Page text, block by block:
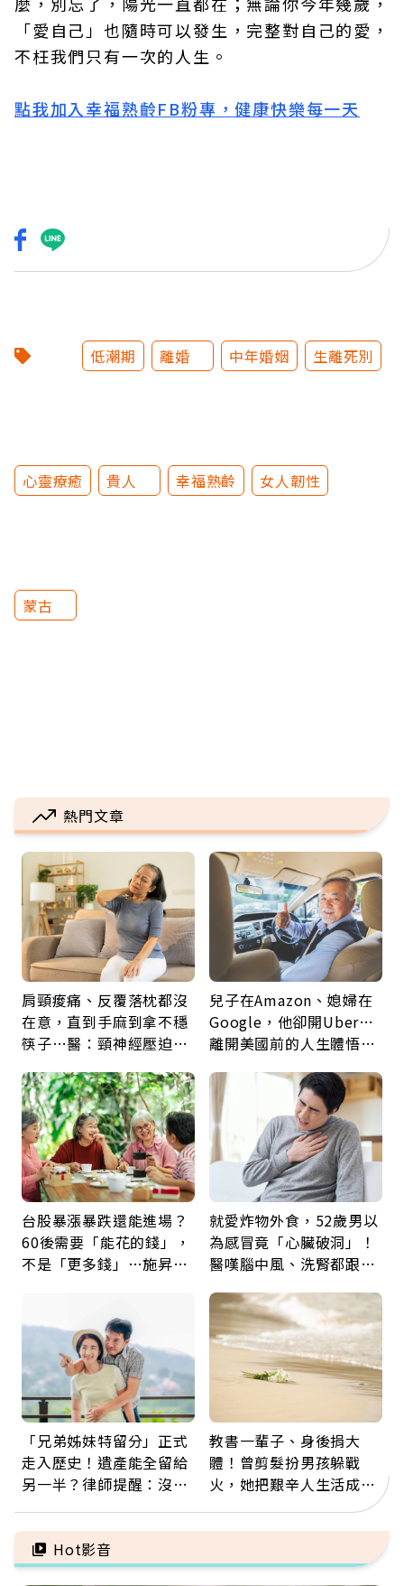
「愛自己」也隨時可以發生，完整對自己的愛，
不枉我們只有一次的人生。
點我加入幸福熟齡FB粉專，健康快樂每一天
低潮期 離婚 中年婚姻 生離死別
心靈療癒 貴人 幸福熟齡 女人韌性
蒙古
熱門文章
肩頸痠痛、反覆落枕都沒
在意，直到手麻到拿不穩
筷子…醫：頸神經壓迫上
鍵
兒子在Amazon、媳婦在
Google，他卻開Uber…
離開美國前的人生體悟：
台股暴漲暴跌還能進場？
60後需要「能花的錢」，
不是「更多錢」…施昇
就愛炸物外食，52歲男以
為感冒竟「心臟破洞」！
醫嘆腦中風、洗腎都跟它
救
「兄弟姊妹特留分」正式
走入歷史！遺產能全留給
另一半？律師提醒：沒做
教書一輩子、身後捐大
體！曾剪髮扮男孩躲戰
火，她把艱辛人生活成風
景：生命價值在於成為祝
福
Hot影音